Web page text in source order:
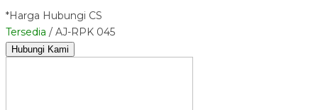
*Harga Hubungi CS
Tersedia / AJ-RPK 045
Hubungi Kami